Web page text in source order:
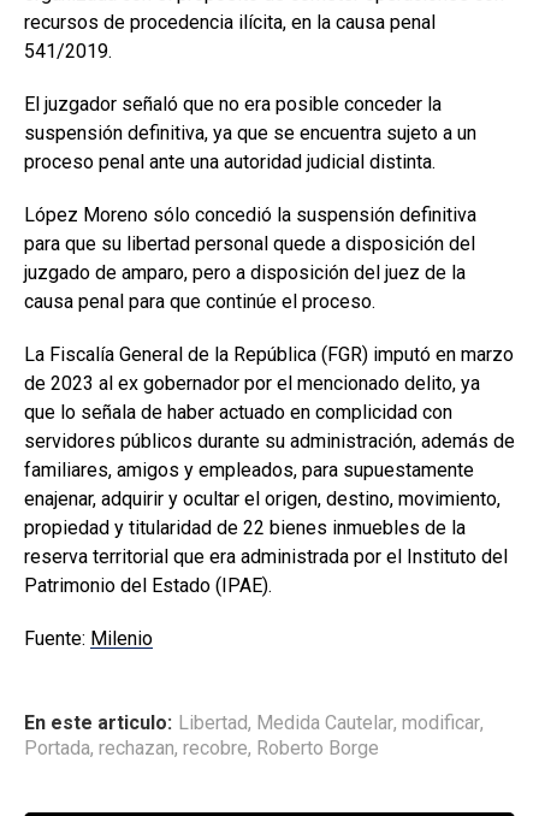
recursos de procedencia ilícita, en la causa penal
541/2019.
El juzgador señaló que no era posible conceder la
suspensión definitiva, ya que se encuentra sujeto a un
proceso penal ante una autoridad judicial distinta.
López Moreno sólo concedió la suspensión definitiva
para que su libertad personal quede a disposición del
juzgado de amparo, pero a disposición del juez de la
causa penal para que continúe el proceso.
La Fiscalía General de la República (FGR) imputó en marzo
de 2023 al ex gobernador por el mencionado delito, ya
que lo señala de haber actuado en complicidad con
servidores públicos durante su administración, además de
familiares, amigos y empleados, para supuestamente
enajenar, adquirir y ocultar el origen, destino, movimiento,
propiedad y titularidad de 22 bienes inmuebles de la
reserva territorial que era administrada por el Instituto del
Patrimonio del Estado (IPAE).
Fuente: Milenio
En este articulo: Libertad, Medida Cautelar, modificar,
Portada, rechazan, recobre, Roberto Borge